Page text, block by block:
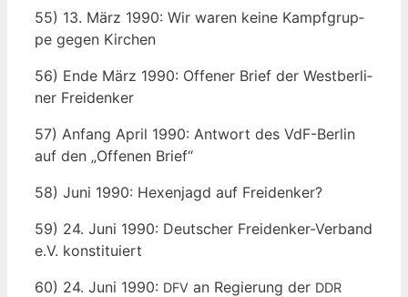
55) 13. März 1990: Wir waren kei­ne Kampf­grup­
pe gegen Kirchen
56) Ende März 1990: Offe­ner Brief der West­ber­li­
ner Freidenker
57) Anfang April 1990: Ant­wort des VdF-Ber­lin
auf den „Offe­nen Brief“
58) Juni 1990: Hexen­jagd auf Freidenker?
59) 24. Juni 1990: Deut­scher Frei­den­ker-Ver­band
e.V. konstituiert
60) 24. Juni 1990: DFV an Regie­rung der DDR